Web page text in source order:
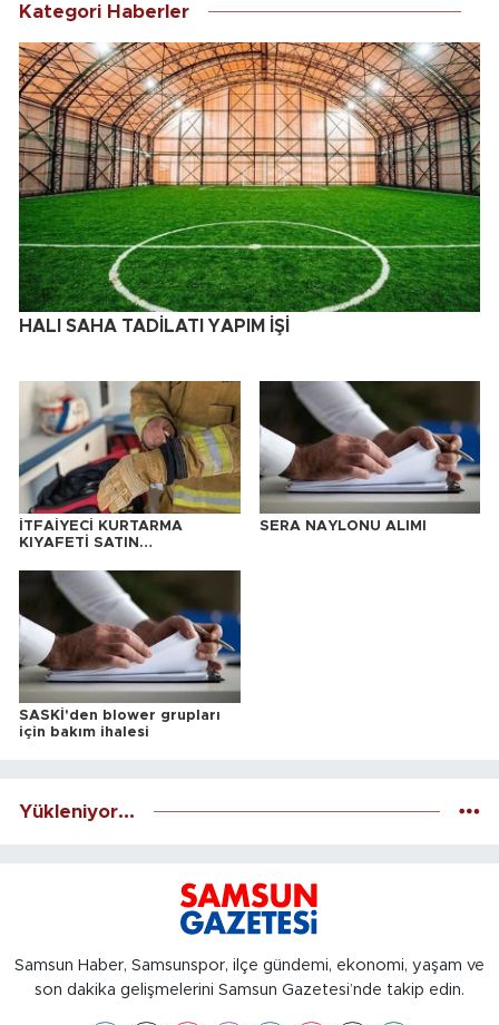
Kategori Haberler
HALI SAHA TADİLATI YAPIM İŞİ
İTFAİYECİ KURTARMA
KIYAFETİ SATIN
SERA NAYLONU ALIMI
SASKİ'den blower grupları
için bakım ihalesi
Yükleniyor...
Samsun Haber, Samsunspor, ilçe gündemi, ekonomi, yaşam ve
son dakika gelişmelerini Samsun Gazetesi’nde takip edin.